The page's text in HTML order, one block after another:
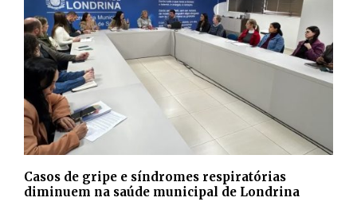
Casos de gripe e síndromes respiratórias
diminuem na saúde municipal de Londrina